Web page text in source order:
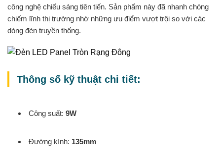
công nghệ chiếu sáng tiên tiến. Sản phẩm này đã nhanh chóng
chiếm lĩnh thị trường nhờ những ưu điểm vượt trội so với các
dòng đèn truyền thống.
Thông số kỹ thuật chi tiết:
Công suất: 9W
Đường kính: 135mm